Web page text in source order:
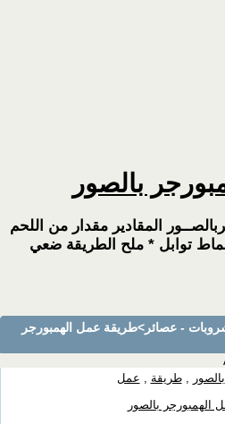
بالصور
المقادير مقدار من اللحم
توابل * ملح الطريقة ضعي
- عصائر >طريقة عمل الهمبورجر
بالصور ,طريقة , عمل
الهمبورجر بالصور